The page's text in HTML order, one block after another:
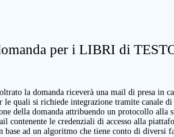
per i LIBRI di
la domanda riceverà una mail di presa in
le quali si richiede integrazione tramite canale
della domanda attribuendo un protocollo alla
contenente le credenziali di accesso alla
ad un algoritmo che tiene conto di diversi